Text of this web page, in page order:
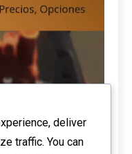
Points:
Opciones
13/03/2026
deliver
traffic. You can